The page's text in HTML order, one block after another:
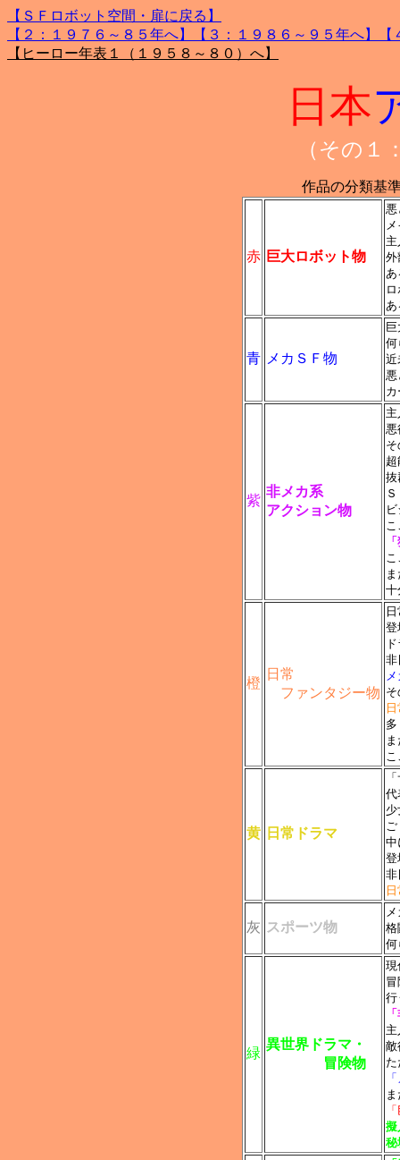
【ＳＦロボット空間・扉に戻る】
【２：１９７６～８５年へ】
【３：１９８６～９５年へ】
【ヒーロー年表１（１９５８～８０）へ】
日本
（その１
作品の分類基
赤 巨大ロボット物
悪
外
あ
あ
青 メカＳＦ物
何
近
悪
紫
非メカ系
アクション物
悪
抜
十
橙
日常
ファンタジー物
登
非
黄 日常ドラマ
代
中
登
非
灰 スポーツ物
格
何
緑
異世界ドラマ・
冒険物
現
行
敵
た
擬
秘